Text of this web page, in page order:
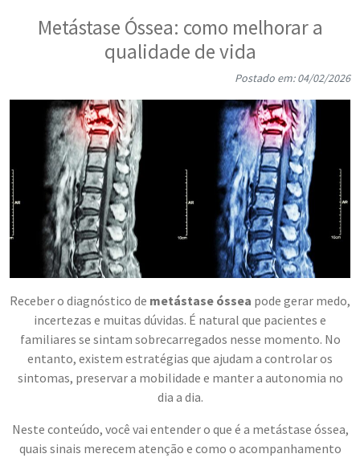
Metástase Óssea: como melhorar a
qualidade de vida
Postado em: 04/02/2026
Receber o diagnóstico de metástase óssea pode gerar medo,
incertezas e muitas dúvidas. É natural que pacientes e
familiares se sintam sobrecarregados nesse momento. No
entanto, existem estratégias que ajudam a controlar os
sintomas, preservar a mobilidade e manter a autonomia no
dia a dia.
Neste conteúdo, você vai entender o que é a metástase óssea,
quais sinais merecem atenção e como o acompanhamento